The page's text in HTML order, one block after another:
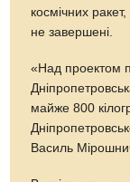
космічних
не завершені.
«Над проектом
майже 800
Василь